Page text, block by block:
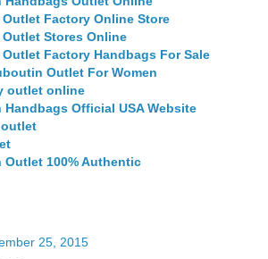
Factory Online Store
Stores Online
Factory Handbags For Sale
Outlet For Women
outlet online
Official USA Website
100% Authentic
25, 2015